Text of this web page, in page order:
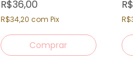
R$36,00
R$34,20com Pix